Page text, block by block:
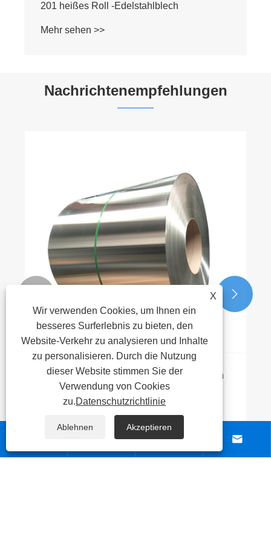
202 Heißer gerollter Edelstahlblech
Mehr sehen >>
Nachrichtenempfehlungen
​Prozess und Überlegungen zum Schweißen
von Edelstahlrohren

 
X
Wir verwenden Cookies, um Ihnen ein
besseres Surferlebnis zu bieten, den
Website-Verkehr zu analysieren und Inhalte
zu personalisieren. Durch die Nutzung
dieser Website stimmen Sie der
Verwendung von Cookies
zu.Datenschutzrichtlinie
Ablehnen Akzeptieren